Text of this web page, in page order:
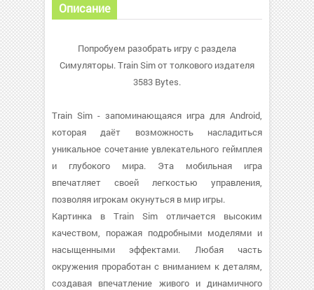
Описание
Попробуем разобрать игру с раздела
Симуляторы. Train Sim от толкового издателя
3583 Bytes.
Train Sim - запоминающаяся игра для Android,
которая даёт возможность насладиться
уникальное сочетание увлекательного геймплея
и глубокого мира. Эта мобильная игра
впечатляет своей легкостью управления,
позволяя игрокам окунуться в мир игры.
Картинка в Train Sim отличается высоким
качеством, поражая подробными моделями и
насыщенными эффектами. Любая часть
окружения проработан с вниманием к деталям,
создавая впечатление живого и динамичного